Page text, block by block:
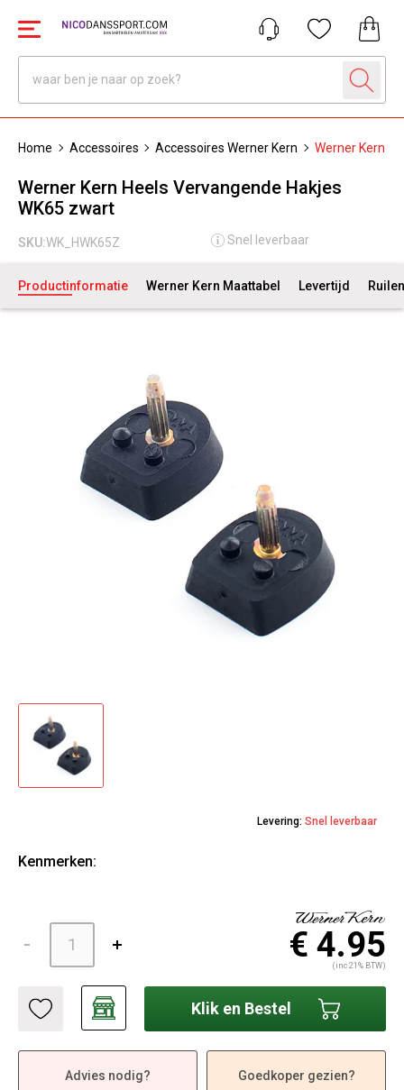
Home Accessoires Accessoires Werner Kern Werner Kern
Werner Kern Heels Vervangende Hakjes
WK65 zwart
SKU:WK_HWK65Z Snel leverbaar
Productinformatie Werner Kern Maattabel Levertijd
Levering: Snel leverbaar
Kenmerken:
€ 4.95
(inc 21% BTW)
Klik en Bestel
Advies nodig? Goedkoper gezien?